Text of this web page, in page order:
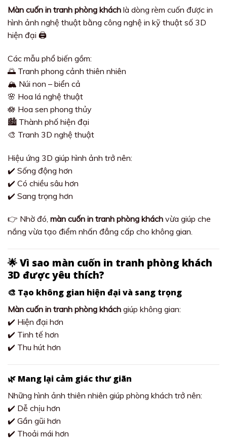
Màn cuốn in tranh phòng khách là dòng rèm cuốn được in
hình ảnh nghệ thuật bằng công nghệ in kỹ thuật số 3D
hiện đại 🖨️
Các mẫu phổ biến gồm:
🌅 Tranh phong cảnh thiên nhiên
🏔️ Núi non – biển cả
🌸 Hoa lá nghệ thuật
🪷 Hoa sen phong thủy
🏙️ Thành phố hiện đại
🎨 Tranh 3D nghệ thuật
Hiệu ứng 3D giúp hình ảnh trở nên:
✔️ Sống động hơn
✔️ Có chiều sâu hơn
✔️ Sang trọng hơn
👉 Nhờ đó, màn cuốn in tranh phòng khách vừa giúp che
nắng vừa tạo điểm nhấn đẳng cấp cho không gian.
🌟 Vì sao màn cuốn in tranh phòng khách
3D được yêu thích?
🎨 Tạo không gian hiện đại và sang trọng
Màn cuốn in tranh phòng khách giúp không gian:
✔️ Hiện đại hơn
✔️ Tinh tế hơn
✔️ Thu hút hơn
🌿 Mang lại cảm giác thư giãn
Những hình ảnh thiên nhiên giúp phòng khách trở nên:
✔️ Dễ chịu hơn
✔️ Gần gũi hơn
✔️ Thoải mái hơn